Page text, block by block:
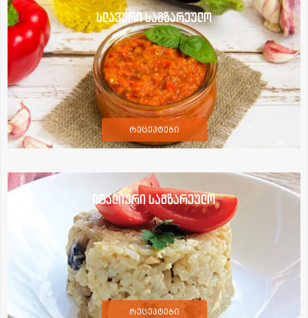
სლავური სამზარეულო
რეცეპტები
იტალიური სამზარეულო
რეცეპტები